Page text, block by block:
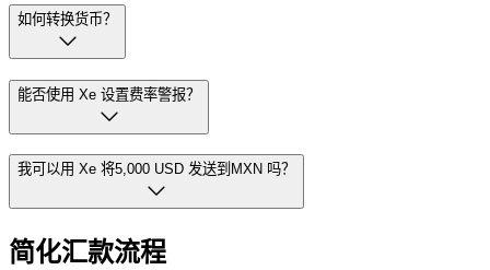
如何转换货币？
能否使用 Xe 设置费率警报？
我可以用 Xe 将5,000 USD 发送到MXN 吗？
简化汇款流程